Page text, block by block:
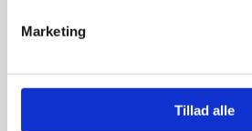
Marketing
Tillad alle